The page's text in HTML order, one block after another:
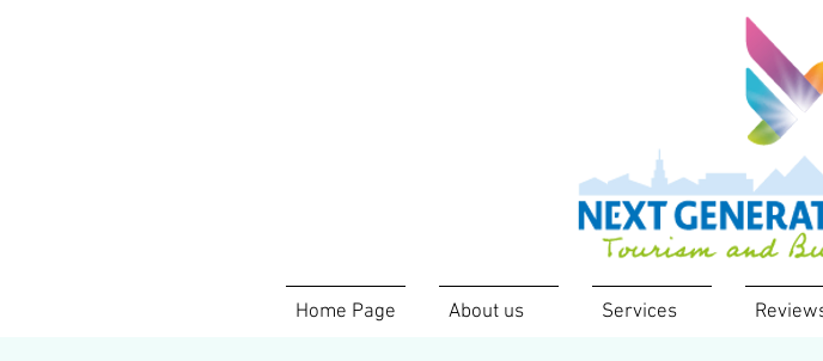
Home Page About us Services